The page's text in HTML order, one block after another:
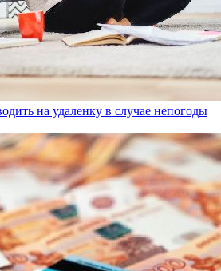
на удаленку в случае непогоды